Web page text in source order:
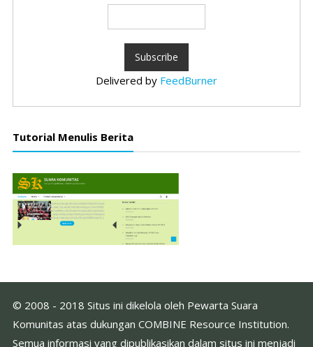
Delivered by FeedBurner
Tutorial Menulis Berita
© 2008 - 2018 Situs ini dikelola oleh Pewarta Suara
Komunitas atas dukungan COMBINE Resource Institution.
Semua informasi yang dipublikasikan dalam situs ini menjadi